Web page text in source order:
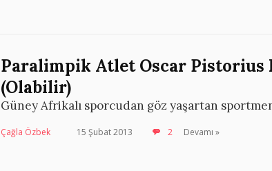
Paralimpik Atlet Oscar Pistorius
(Olabilir)
Güney Afrikalı sporcudan göz yaşartan
Çağla Özbek 15 Şubat 2013 2 Devamı »